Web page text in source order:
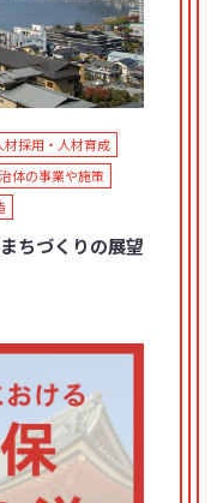
材採用・人材育成
体の事業や施策
ちづくりの展望